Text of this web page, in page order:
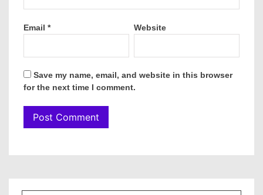
Email * Website
Save my name, email, and website in this browser
for the next time I comment.